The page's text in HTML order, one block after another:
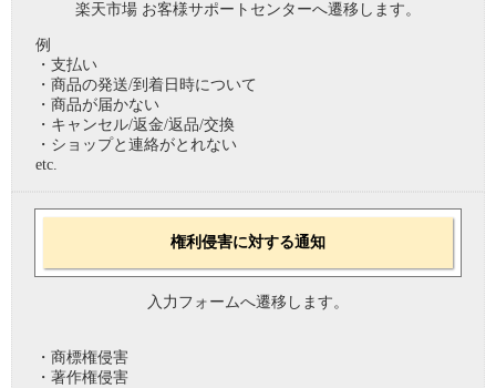
楽天市場 お客様サポートセンターへ遷移します。
例
・支払い
・商品の発送/到着日時について
・商品が届かない
・キャンセル/返金/返品/交換
・ショップと連絡がとれない
etc.
権利侵害に対する通知
入力フォームへ遷移します。
・商標権侵害
・著作権侵害